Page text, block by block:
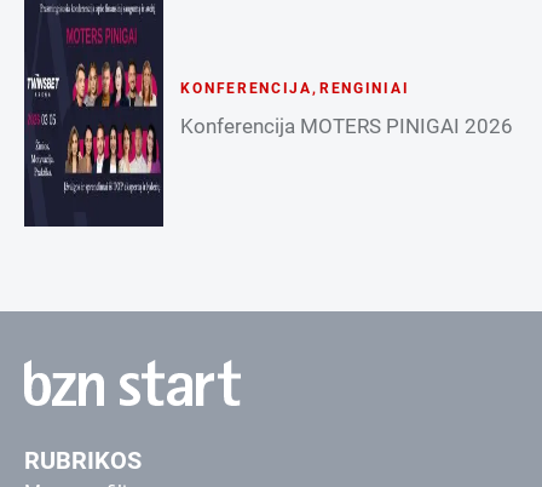
KONFERENCIJA, RENGINIAI
Konferencija MOTERS PINIGAI 2026
RUBRIKOS